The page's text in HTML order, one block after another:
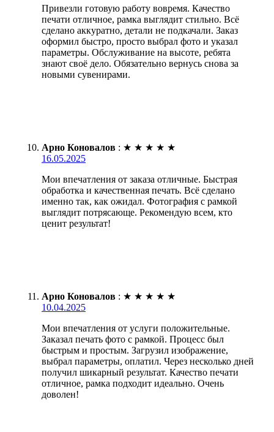
Привезли готовую работу вовремя. Качество
печати отличное, рамка выглядит стильно. Всё
сделано аккуратно, детали не подкачали. Заказ
оформил быстро, просто выбрал фото и указал
параметры. Обслуживание на высоте, ребята
знают своё дело. Обязательно вернусь снова за
новыми сувенирами.
Арно Коновалов : ★ ★ ★ ★ ★
16.05.2025
Мои впечатления от заказа отличные. Быстрая
обработка и качественная печать. Всё сделано
именно так, как ожидал. Фотография с рамкой
выглядит потрясающе. Рекомендую всем, кто
ценит результат!
Арно Коновалов : ★ ★ ★ ★ ★
10.04.2025
Мои впечатления от услуги положительные.
Заказал печать фото с рамкой. Процесс был
быстрым и простым. Загрузил изображение,
выбрал параметры, оплатил. Через несколько дней
получил шикарный результат. Качество печати
отличное, рамка подходит идеально. Очень
доволен!